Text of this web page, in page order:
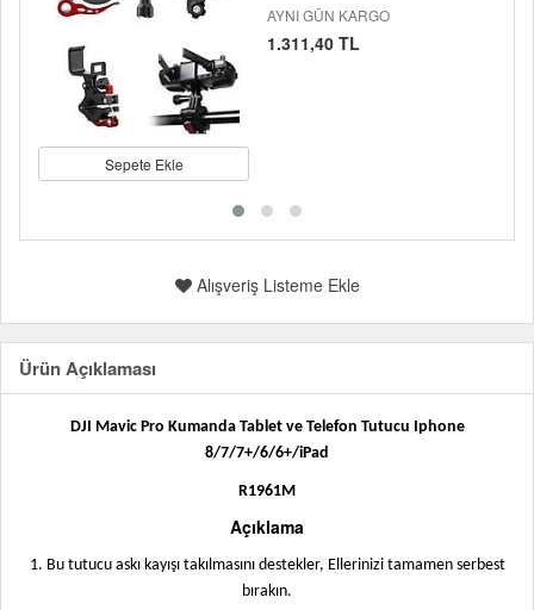
Sepete Ekle
AYNI GÜN KARGO
1.311,40 TL
Alışveriş Listeme Ekle
Ürün Açıklaması
DJI Mavic Pro Kumanda Tablet ve Telefon Tutucu Iphone
8/7/7+/6/6+/iPad
R1961M
Açıklama
1. Bu tutucu askı kayışı takılmasını destekler, Ellerinizi tamamen serbest
bırakın.